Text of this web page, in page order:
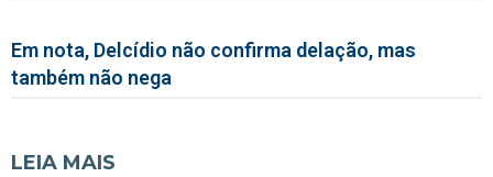
Em nota, Delcídio não confirma delação, mas
também não nega
LEIA MAIS